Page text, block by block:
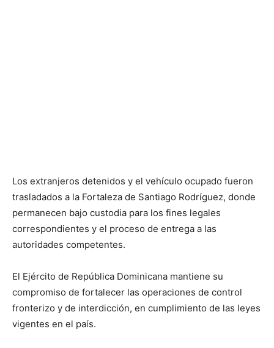
Los extranjeros detenidos y el vehículo ocupado fueron
trasladados a la Fortaleza de Santiago Rodríguez, donde
permanecen bajo custodia para los fines legales
correspondientes y el proceso de entrega a las
autoridades competentes.
El Ejército de República Dominicana mantiene su
compromiso de fortalecer las operaciones de control
fronterizo y de interdicción, en cumplimiento de las leyes
vigentes en el país.